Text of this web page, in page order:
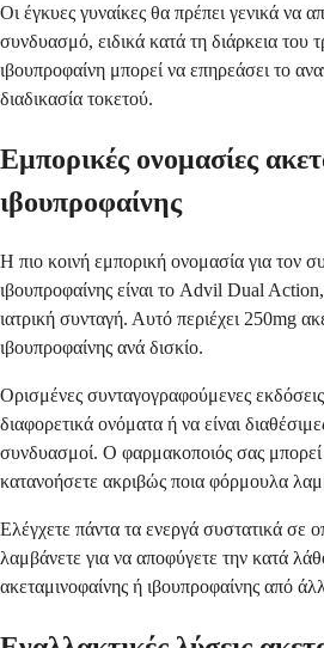
Οι έγκυες γυναίκες θα πρέπει γενικά να
συνδυασμό, ειδικά κατά τη διάρκεια του
ιβουπροφαίνη μπορεί να επηρεάσει το
διαδικασία τοκετού.
Εμπορικές ονομασίες
ιβουπροφαίνης
Η πιο κοινή εμπορική ονομασία για τον
ιβουπροφαίνης είναι το Advil Dual Action,
ιατρική συνταγή. Αυτό περιέχει 250mg
ιβουπροφαίνης ανά δισκίο.
Ορισμένες συνταγογραφούμενες
διαφορετικά ονόματα ή να είναι
συνδυασμοί. Ο φαρμακοποιός σας
κατανοήσετε ακριβώς ποια φόρμουλα
Ελέγχετε πάντα τα ενεργά συστατικά σε
λαμβάνετε για να αποφύγετε την κατά
ακεταμινοφαίνης ή ιβουπροφαίνης από